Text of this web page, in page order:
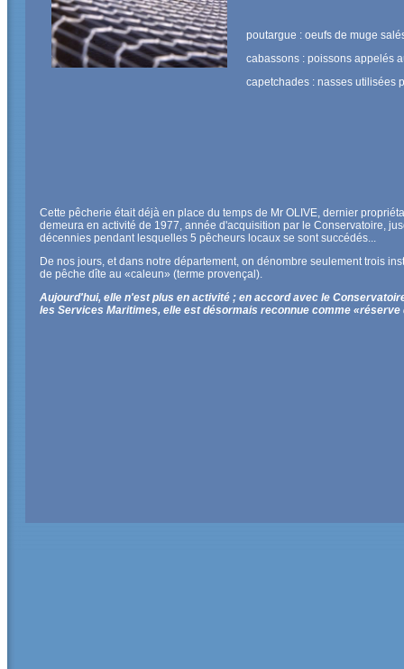
poutargue : oeufs de muge
cabassons : poissons appelés
capetchades : nasses utilisées
Cette pêcherie était déjà en place du temps de Mr OLIVE, dernier
demeura en activité de 1977, année d'acquisition par le Conservatoire,
décennies pendant lesquelles 5 pêcheurs locaux se sont succédés...
De nos jours, et dans notre département, on dénombre seulement trois
de pêche dîte au «caleun» (terme provençal).
Aujourd'hui, elle n'est plus en activité ; en accord avec le
les Services Maritimes, elle est désormais reconnue comme «réserve